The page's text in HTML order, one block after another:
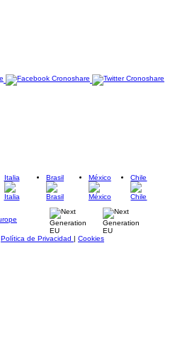
Italia Brasil México Chile
Política de Privacidad | Cookies